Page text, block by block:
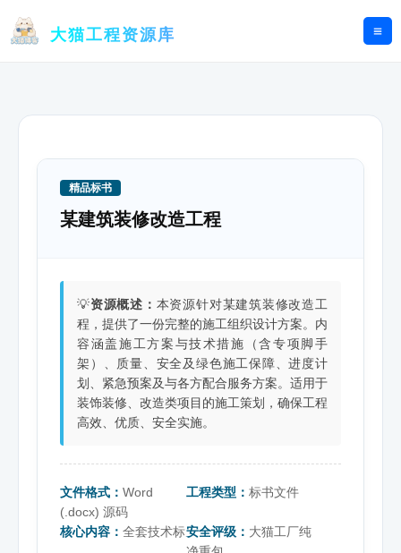
大猫工程资源库
精品标书
某建筑装修改造工程
💡资源概述： 本资源针对某建筑装修改造工
程，提供了一份完整的施工组织设计方案。内
容涵盖施工方案与技术措施（含专项脚手
架）、质量、安全及绿色施工保障、进度计
划、紧急预案及与各方配合服务方案。适用于
装饰装修、改造类项目的施工策划，确保工程
高效、优质、安全实施。
文件格式： Word
(.docx) 源码
工程类型：标书文件
核心内容： 全套技术标安全评级： 大猫工厂纯